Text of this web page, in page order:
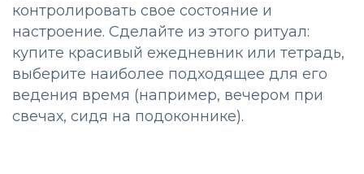
контролировать свое состояние и
настроение. Сделайте из этого ритуал:
купите красивый ежедневник или тетрадь,
выберите наиболее подходящее для его
ведения время (например, вечером при
свечах, сидя на подоконнике).